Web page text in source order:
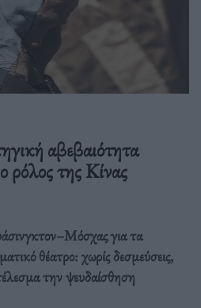
αβεβαιότητα
της Κίνας
για τα
θέατρο: χωρίς δεσμεύσεις,
την ψευδαίσθηση